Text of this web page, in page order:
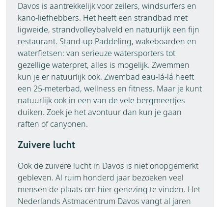
Davos is aantrekkelijk voor zeilers, windsurfers en
kano-liefhebbers. Het heeft een strandbad met
ligweide, strandvolleybalveld en natuurlijk een fijn
restaurant. Stand-up Paddeling, wakeboarden en
waterfietsen: van serieuze watersporters tot
gezellige waterpret, alles is mogelijk. Zwemmen
kun je er natuurlijk ook. Zwembad eau-lá-lá heeft
een 25-meterbad, wellness en fitness. Maar je kunt
natuurlijk ook in een van de vele bergmeertjes
duiken. Zoek je het avontuur dan kun je gaan
raften of canyonen.
Zuivere lucht
Ook de zuivere lucht in Davos is niet onopgemerkt
gebleven. Al ruim honderd jaar bezoeken veel
mensen de plaats om hier genezing te vinden. Het
Nederlands Astmacentrum Davos vangt al jaren